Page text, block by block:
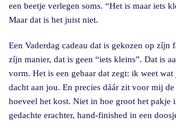
een beetje verlegen soms. “Het is maar iets
Maar dat is het juist niet.
Een Vaderdag cadeau dat is gekozen op zíjn
zíjn manier, dat is geen “iets kleins”. Dat is
vorm. Het is een gebaar dat zegt: ik weet
dacht aan jou. En precies dáár zit voor mij
hoeveel het kost. Niet in hoe groot het pakje
gedachte erachter, hand-finished in een